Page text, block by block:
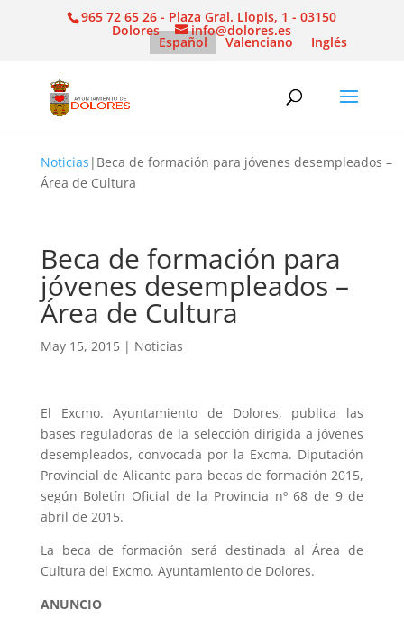
965 72 65 26 - Plaza Gral. Llopis, 1 - 03150
Dolores info@dolores.es
Español Valenciano Inglés
Noticias | Beca de formación para jóvenes desempleados –
Área de Cultura
Beca de formación para
jóvenes desempleados –
Área de Cultura
May 15, 2015| Noticias
El Excmo. Ayuntamiento de Dolores, publica las
bases reguladoras de la selección dirigida a jóvenes
desempleados, convocada por la Excma. Diputación
Provincial de Alicante para becas de formación 2015,
según Boletín Oficial de la Provincia nº 68 de 9 de
abril de 2015.
La beca de formación será destinada al Área de
Cultura del Excmo. Ayuntamiento de Dolores.
ANUNCIO